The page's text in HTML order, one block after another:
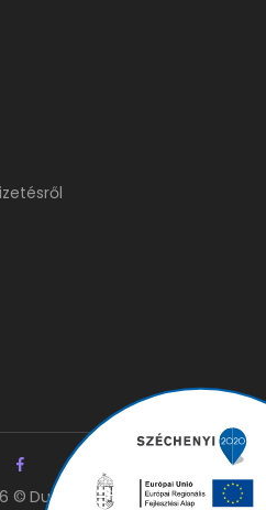
© Duna Elzáró Kft.